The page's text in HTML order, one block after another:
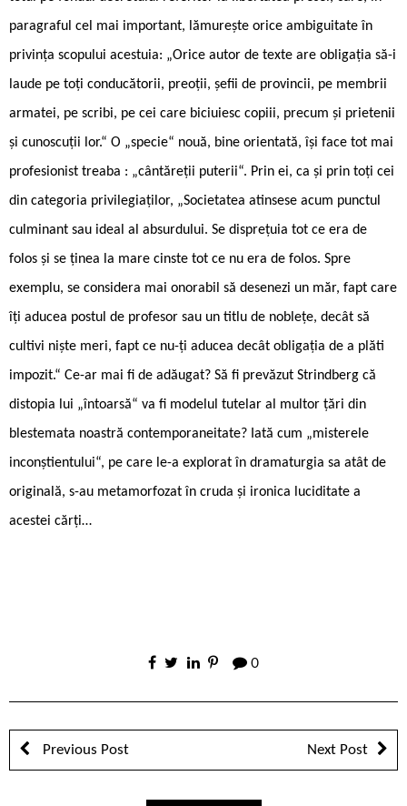
paragraful cel mai important, lămurește orice ambiguitate în
privința scopului acestuia: „Orice autor de texte are obligația să-i
laude pe toți conducătorii, preoții, șefii de provincii, pe membrii
armatei, pe scribi, pe cei care biciuiesc copiii, precum și prietenii
și cunoscuții lor.“ O „specie“ nouă, bine orientată, își face tot mai
profesionist treaba : „cântăreții puterii“. Prin ei, ca și prin toți cei
din categoria privilegiaților, „Societatea atinsese acum punctul
culminant sau ideal al absurdului. Se disprețuia tot ce era de
folos și se ținea la mare cinste tot ce nu era de folos. Spre
exemplu, se considera mai onorabil să desenezi un măr, fapt care
îți aducea postul de profesor sau un titlu de noblețe, decât să
cultivi niște meri, fapt ce nu-ți aducea decât obligația de a plăti
impozit.“ Ce-ar mai fi de adăugat? Să fi prevăzut Strindberg că
distopia lui „întoarsă“ va fi modelul tutelar al multor țări din
blestemata noastră contemporaneitate? Iată cum „misterele
inconștientului“, pe care le-a explorat în dramaturgia sa atât de
originală, s-au metamorfozat în cruda și ironica luciditate a
acestei cărți…
0
Previous Post Next Post